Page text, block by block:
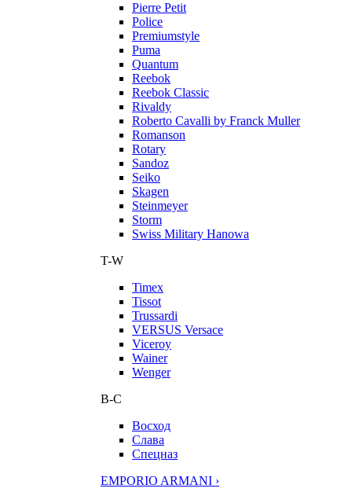
Pierre Petit
Police
Premiumstyle
Puma
Quantum
Reebok
Reebok Classic
Rivaldy
Roberto Cavalli by Franck Muller
Romanson
Rotary
Sandoz
Seiko
Skagen
Steinmeyer
Storm
Swiss Military Hanowa
T-W
Timex
Tissot
Trussardi
VERSUS Versace
Viceroy
Wainer
Wenger
В-С
Восход
Слава
Спецназ
EMPORIO ARMANI ›